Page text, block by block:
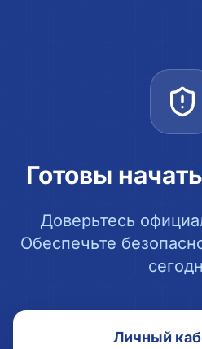
Готовы
Доверьтесь
Обеспечьте
Личный